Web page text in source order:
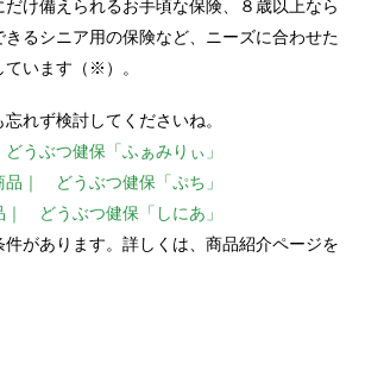
だけ備えられるお手頃な保険、８歳以上なら
るシニア用の保険など、ニーズに合わせた
います（※）。
れず検討してくださいね。
うぶつ健保「ふぁみりぃ」
品｜ どうぶつ健保「ぷち」
｜ どうぶつ健保「しにあ」
があります。詳しくは、商品紹介ページを